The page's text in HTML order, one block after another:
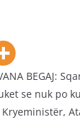
BEGAJ:
se nuk po